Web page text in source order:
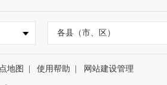
各县（市、区）
地图 使用帮助 网站建设管理